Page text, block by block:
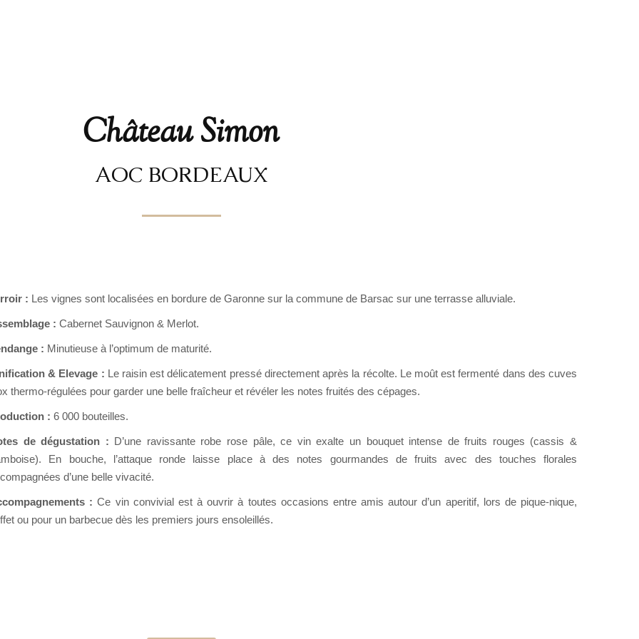
Château Simon
AOC BORDEAUX
: Les vignes sont localisées en bordure de Garonne sur la commune de Barsac sur une terrasse alluviale.
: Cabernet Sauvignon & Merlot.
: Minutieuse à l’optimum de maturité.
& Elevage : Le raisin est délicatement pressé directement après la récolte. Le moût est fermenté dans des cuves
thermo-régulées pour garder une belle fraîcheur et révéler les notes fruités des cépages.
: 6 000 bouteilles.
de dégustation : D’une ravissante robe rose pâle, ce vin exalte un bouquet intense de fruits rouges (cassis &
En bouche, l’attaque ronde laisse place à des notes gourmandes de fruits avec des touches florales
d’une belle vivacité.
: Ce vin convivial est à ouvrir à toutes occasions entre amis autour d’un aperitif, lors de pique-nique,
ou pour un barbecue dès les premiers jours ensoleillés.